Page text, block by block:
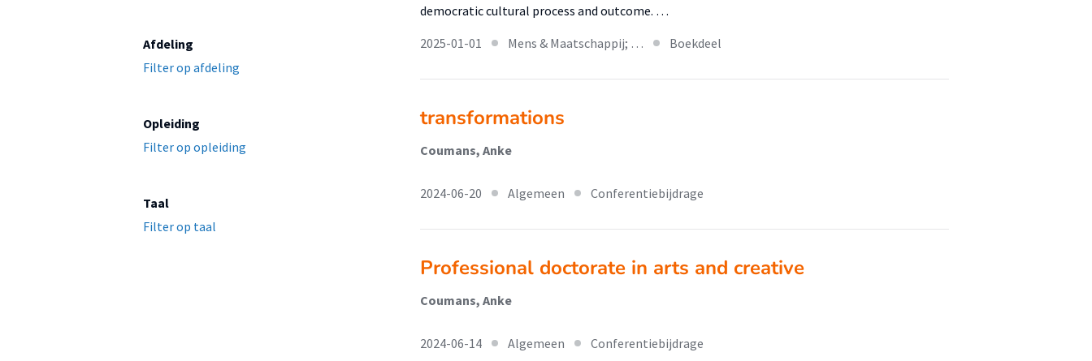
Afdeling
Filter op afdeling
Opleiding
Filter op opleiding
Taal
Filter op taal
democratic cultural process and outcome. …
2025-01-01
Mens & Maatschappij; … Boekdeel
transformations
Coumans, Anke
2024-06-20 Algemeen Conferentiebijdrage
Professional doctorate in arts and creative
Coumans, Anke
2024-06-14 Algemeen Conferentiebijdrage